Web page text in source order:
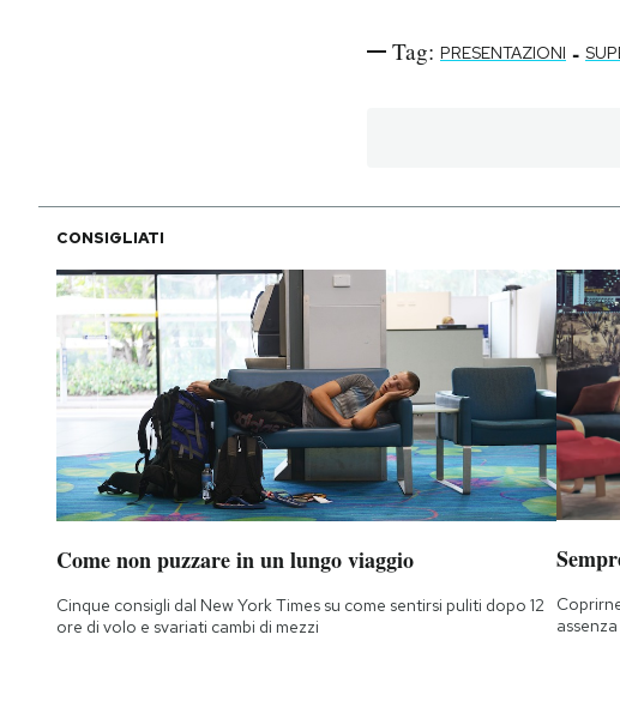
I MIEI PREFERITI
SHOP
CALENDARIO
AREA PERSONALE
Area Personale
Newsletter
Notifiche mobile
Hai bisogno di aiuto?
Tag: PRESENTAZIONI -
CONSIGLIATI
Come non puzzare in un lungo viaggio
Cinque consigli dal New York Times su come sentirsi puliti dopo 12
ore di volo e svariati cambi di mezzi